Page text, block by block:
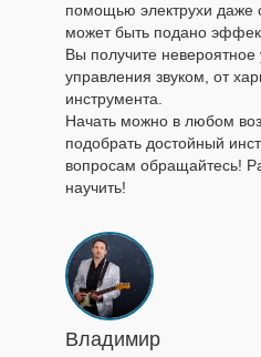
помощью электрухи даже
может быть подано
Вы получите невероятное
управления звуком, от
инструмента.
Начать можно в любом
подобрать достойный
вопросам обращайтесь!
научить!
Владимир